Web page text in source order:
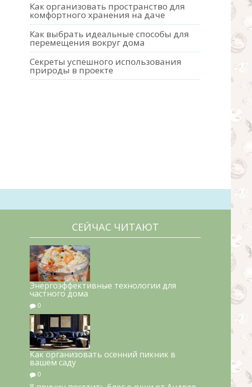
Как организовать пространство для
комфортного хранения на даче
Как выбрать идеальные способы для
перемещения вокруг дома
Секреты успешного использования
природы в проекте
СЕЙЧАС ЧИТАЮТ
Энергоэффективные технологии для
частного дома
0
Как организовать осенний пикник в
вашем саду
0